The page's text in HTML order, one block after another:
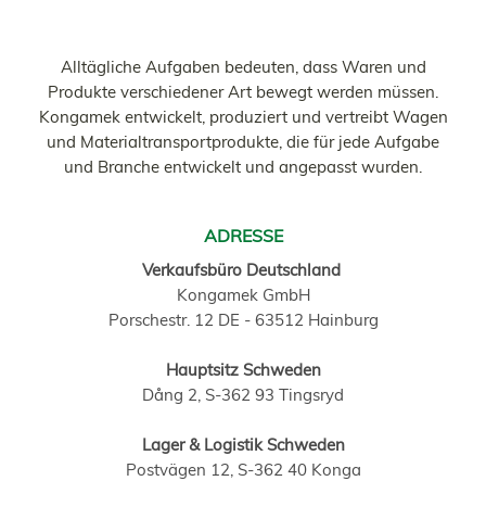
Alltägliche Aufgaben bedeuten, dass Waren und
Produkte verschiedener Art bewegt werden müssen.
Kongamek entwickelt, produziert und vertreibt Wagen
und Materialtransportprodukte, die für jede Aufgabe
und Branche entwickelt und angepasst wurden.
ADRESSE
Verkaufsbüro Deutschland
Kongamek GmbH
Porschestr. 12 DE - 63512 Hainburg
Hauptsitz Schweden
Dång 2, S-362 93 Tingsryd
Lager & Logistik Schweden
Postvägen 12, S-362 40 Konga